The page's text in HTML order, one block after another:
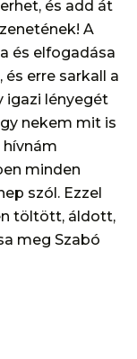
és add át
A
és elfogadása
erre sarkall a
igazi lényegét
nekem mit is
hívnám
minden
szól. Ezzel
töltött, áldott,
meg Szabó